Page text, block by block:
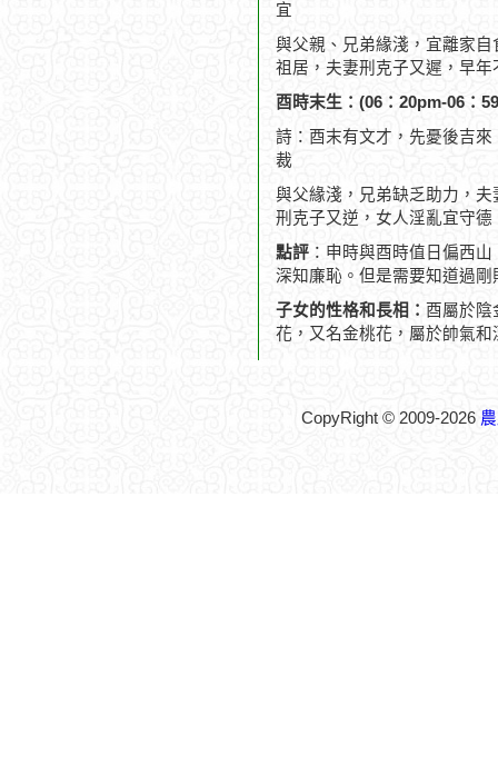
宜
與父親、兄弟緣淺，宜離家
祖居，夫妻刑克子又遲，早年
酉時末生：(06：20pm-06：
詩：酉末有文才，先憂後吉
裁
與父緣淺，兄弟缺乏助力，
刑克子又逆，女人淫亂宜守德
點評 ：申時與酉時值日偏西
深知廉恥。但是需要知道過剛
子女的性格和長相： 酉屬於陰
花，又名金桃花，屬於帥氣
CopyRight © 2009-2026